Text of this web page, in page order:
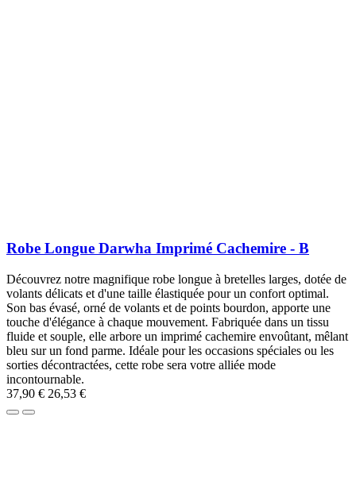
Robe Longue Darwha Imprimé Cachemire - B
Découvrez notre magnifique robe longue à bretelles larges, dotée de
volants délicats et d'une taille élastiquée pour un confort optimal.
Son bas évasé, orné de volants et de points bourdon, apporte une
touche d'élégance à chaque mouvement. Fabriquée dans un tissu
fluide et souple, elle arbore un imprimé cachemire envoûtant, mêlant
bleu sur un fond parme. Idéale pour les occasions spéciales ou les
sorties décontractées, cette robe sera votre alliée mode
incontournable.
37,90 € 26,53 €